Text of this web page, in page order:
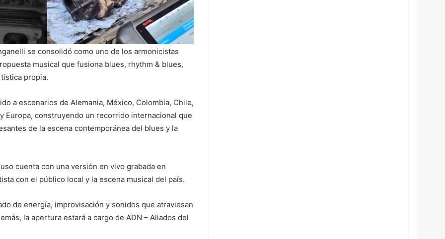
se consolidó como uno de los armonicistas
musical que fusiona blues, rhythm & blues,
propia.
a escenarios de Alemania, México, Colombia, Chile,
Europa, construyendo un recorrido internacional que
de la escena contemporánea del blues y la
cuenta con una versión en vivo grabada en
con el público local y la escena musical del país.
de energía, improvisación y sonidos que atraviesan
la apertura estará a cargo de ADN – Aliados del